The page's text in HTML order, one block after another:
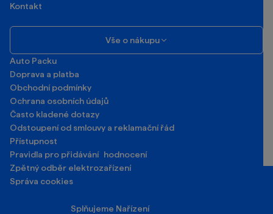
Kontakt
Vše o nákupu
Auto Packu
Doprava a platba
Obchodní podmínky
Ochrana osobních údajů
Často kladené dotazy
Odstoupení od smlouvy a reklamační řád
Přístupnost
Pravidla pro přidávání hodnocení
Zpětný odběr elektrozařízení
Správa cookies
Splňujeme Nařízení